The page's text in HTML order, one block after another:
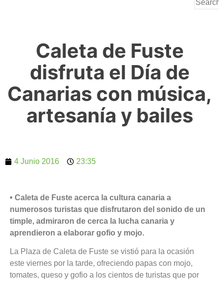
Caleta de Fuste
disfruta el Día de
Canarias con música,
artesanía y bailes
4 Junio 2016 23:35
• Caleta de Fuste acerca la cultura canaria a
numerosos turistas que disfrutaron del sonido de un
timple, admiraron de cerca la lucha canaria y
aprendieron a elaborar gofio y mojo.
La Plaza de Caleta de Fuste se vistió para la ocasión
este viernes por la tarde, ofreciendo papas con mojo,
tomates, queso y gofio a los cientos de turistas que por